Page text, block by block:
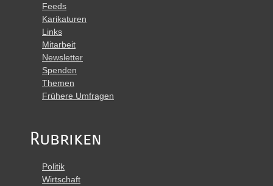
Feeds
Karikaturen
Links
Mitarbeit
Newsletter
Spenden
Themen
Frühere Umfragen
Rubriken
Politik
Wirtschaft